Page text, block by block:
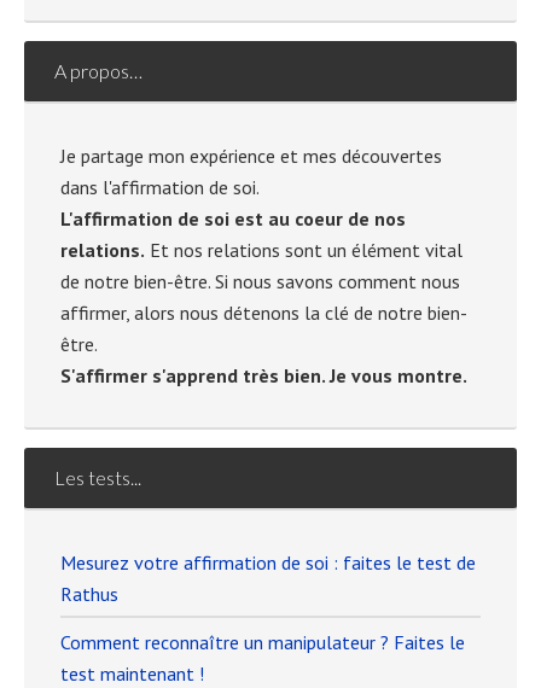
A propos…
Je partage mon expérience et mes découvertes
dans l'affirmation de soi.
L'affirmation de soi est au coeur de nos
relations. Et nos relations sont un élément vital
de notre bien-être. Si nous savons comment nous
affirmer, alors nous détenons la clé de notre bien-
être.
S'affirmer s'apprend très bien. Je vous montre.
Les tests...
Mesurez votre affirmation de soi : faites le test de
Rathus
Comment reconnaître un manipulateur ? Faites le
test maintenant !